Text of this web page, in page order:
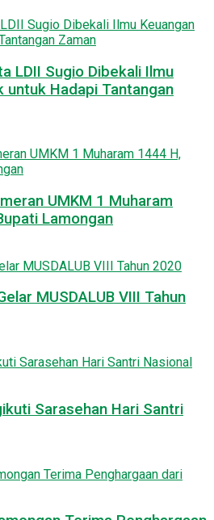
LDII Sugio Dibekali Ilmu
untuk Hadapi Tantangan
UMKM 1 Muharam
Lamongan
MUSDALUB VIII Tahun
Sarasehan Hari Santri